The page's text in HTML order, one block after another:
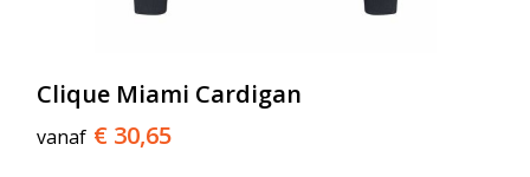
Clique Miami Cardigan
vanaf € 30,65